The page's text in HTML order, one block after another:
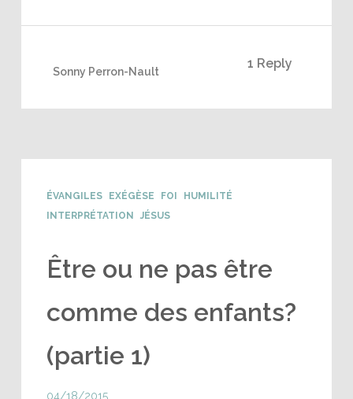
1 Reply
Sonny Perron-Nault
ÉVANGILES EXÉGÈSE FOI
HUMILITÉ
INTERPRÉTATION
JÉSUS
Être ou ne pas être
comme des enfants?
(partie 1)
04/18/2015